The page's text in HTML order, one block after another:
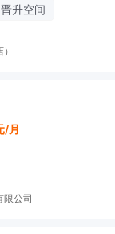
晋升空间
/月
限公司